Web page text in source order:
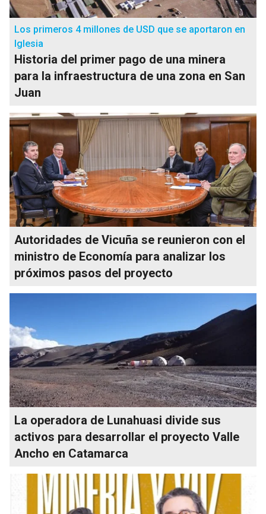
Los primeros 4 millones de USD que se aportaron en
Iglesia
Historia del primer pago de una minera
para la infraestructura de una zona en San
Juan
Autoridades de Vicuña se reunieron con el
ministro de Economía para analizar los
próximos pasos del proyecto
La operadora de Lunahuasi divide sus
activos para desarrollar el proyecto Valle
Ancho en Catamarca